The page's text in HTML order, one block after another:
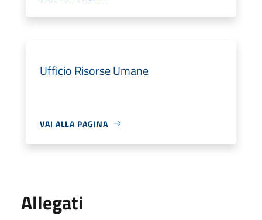
Ufficio Risorse Umane
VAI ALLA PAGINA
Allegati